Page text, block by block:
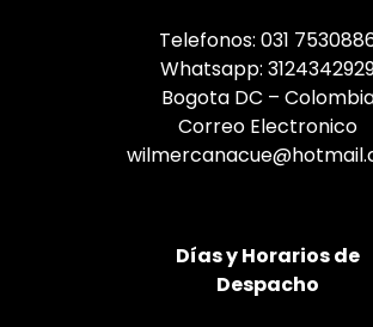
Telefonos: 031
Whatsapp:
Bogota DC –
Correo Electronico
Díasy Horarios de
Despacho